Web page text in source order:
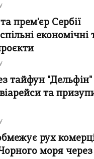
прем'єр Сербії
економічні
тайфун "Дельфін"
та
рух
моря